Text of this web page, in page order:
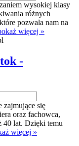
wysokiej klasy
różnych
pozwala nam na
więcej »
-
zajmujące się
oraz fachowca,
40 lat. Dzięki temu
więcej »